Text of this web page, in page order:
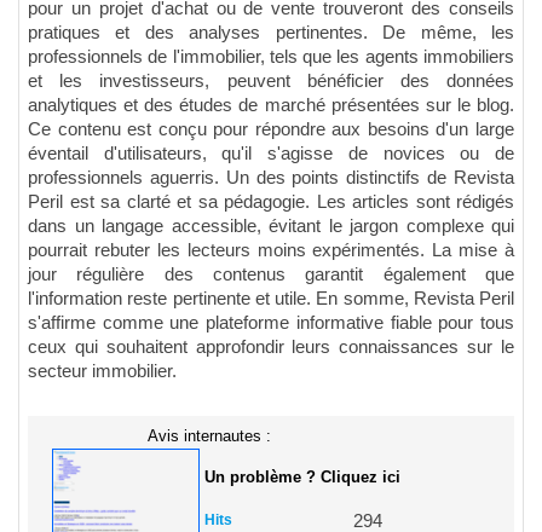
pour un projet d'achat ou de vente trouveront des conseils
pratiques et des analyses pertinentes. De même, les
professionnels de l'immobilier, tels que les agents immobiliers
et les investisseurs, peuvent bénéficier des données
analytiques et des études de marché présentées sur le blog.
Ce contenu est conçu pour répondre aux besoins d'un large
éventail d'utilisateurs, qu'il s'agisse de novices ou de
professionnels aguerris. Un des points distinctifs de Revista
Peril est sa clarté et sa pédagogie. Les articles sont rédigés
dans un langage accessible, évitant le jargon complexe qui
pourrait rebuter les lecteurs moins expérimentés. La mise à
jour régulière des contenus garantit également que
l'information reste pertinente et utile. En somme, Revista Peril
s'affirme comme une plateforme informative fiable pour tous
ceux qui souhaitent approfondir leurs connaissances sur le
secteur immobilier.
Avis internautes :
Un problème ? Cliquez ici
Hits 294